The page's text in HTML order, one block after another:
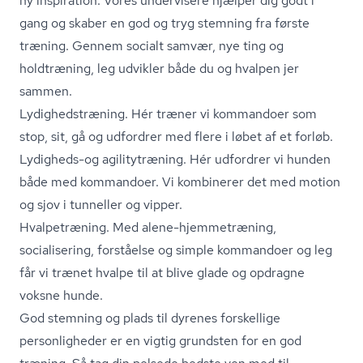
gang og skaber en god og tryg stemning fra første
træning. Gennem socialt samvær, nye ting og
holdtræning, leg udvikler både du og hvalpen jer
sammen.
Ly­dig­heds­træ­ning. Hér træner vi kommandoer som
stop, sit, gå og udfordrer med flere i løbet af et forløb.
Lydigheds-og agilitytræning. Hér udfordrer vi hunden
både med kommandoer. Vi kombinerer det med motion
og sjov i tunneller og vipper.
Hvalpetræning. Med alene-hjemmetræning,
socialisering, forståelse og simple kommandoer og leg
får vi trænet hvalpe til at blive glade og opdragne
voksne hunde.
God stemning og plads til dyrenes forskellige
personligheder er en vigtig grundsten for en god